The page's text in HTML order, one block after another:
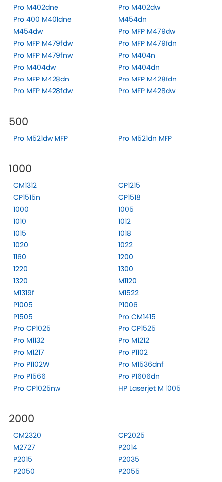
Pro M402dne
Pro M402dw
Pro 400 M401dne
M454dn
M454dw
Pro MFP M479dw
Pro MFP M479fdw
Pro MFP M479fdn
Pro MFP M479fnw
Pro M404n
Pro M404dw
Pro M404dn
Pro MFP M428dn
Pro MFP M428fdn
Pro MFP M428fdw
Pro MFP M428dw
500
Pro M521dw MFP Pro M521dn MFP
1000
CM1312
CP1215
CP1515n
CP1518
1000
1005
1010
1012
1015
1018
1020
1022
1160
1200
1220
1300
1320
M1120
M1319f
M1522
P1005
P1006
P1505
Pro CM1415
Pro CP1025
Pro CP1525
Pro M1132
Pro M1212
Pro M1217
Pro P1102
Pro P1102W
Pro M1536dnf
Pro P1566
Pro P1606dn
Pro CP1025nw
HP Laserjet M 1005
2000
CM2320
CP2025
M2727
P2014
P2015
P2035
P2050
P2055